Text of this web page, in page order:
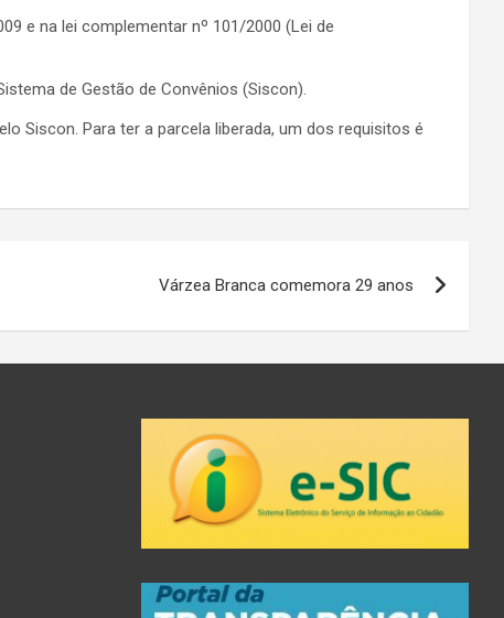
e na lei complementar nº 101/2000 (Lei de
de Gestão de Convênios (Siscon).
Siscon. Para ter a parcela liberada, um dos requisitos é
Várzea Branca comemora 29 anos